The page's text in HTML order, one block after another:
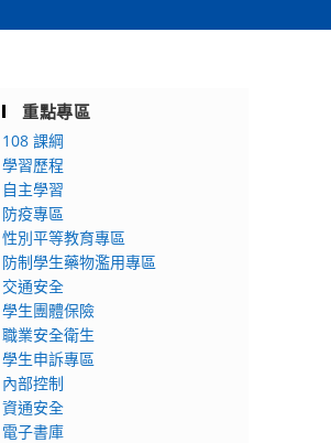
重點專區
108 課綱
學習歷程
自主學習
防疫專區
性別平等教育專區
防制學生藥物濫用專區
交通安全
學生團體保險
職業安全衛生
學生申訴專區
內部控制
資通安全
電子書庫